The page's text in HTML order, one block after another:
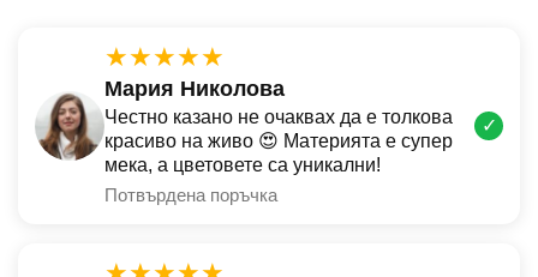
★★★★★
Мария Николова
Честно казано не очаквах да е толкова
красиво на живо 😍 Материята е супер
мека, а цветовете са уникални!
Потвърдена поръчка
✓